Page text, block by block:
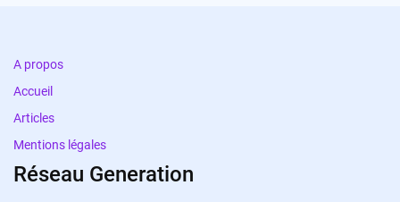
A propos
Accueil
Articles
Mentions légales
Réseau Generation